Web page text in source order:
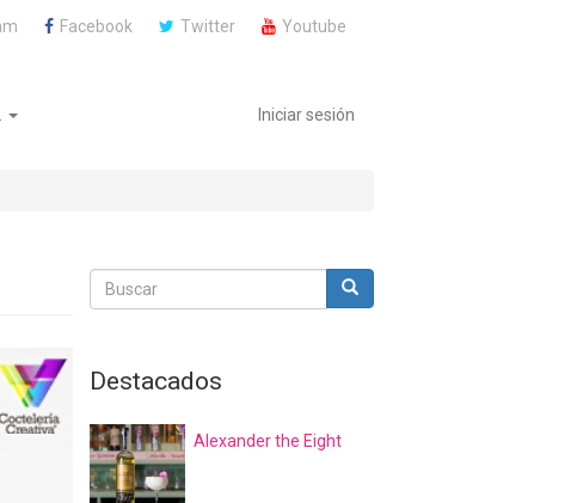
Facebook Twitter Youtube
Iniciar sesión
Buscar
Buscar Buscar
Destacados
Alexander the Eight